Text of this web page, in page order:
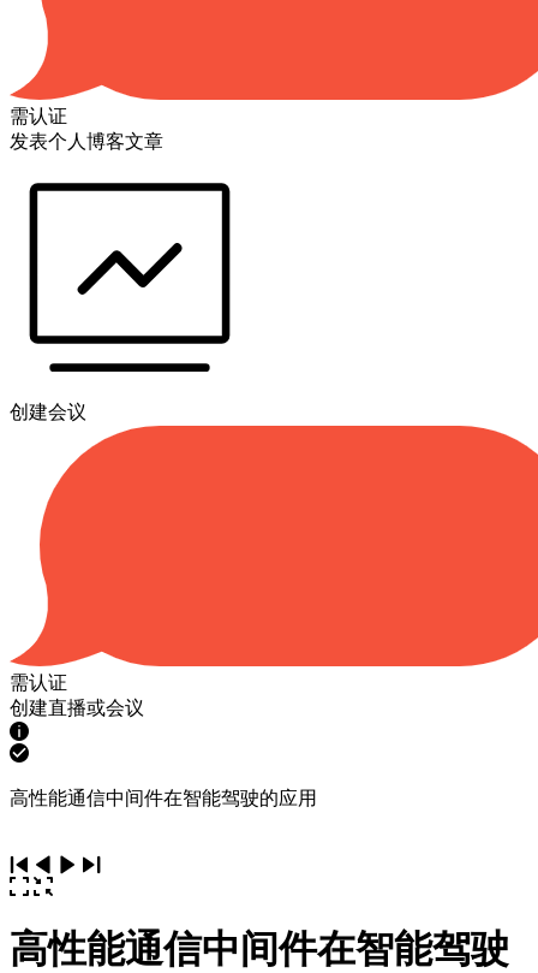
需认证
发表个人博客文章
创建会议
需认证
创建直播或会议
高性能通信中间件在智能驾驶的应用
高性能通信中间件在智能驾驶